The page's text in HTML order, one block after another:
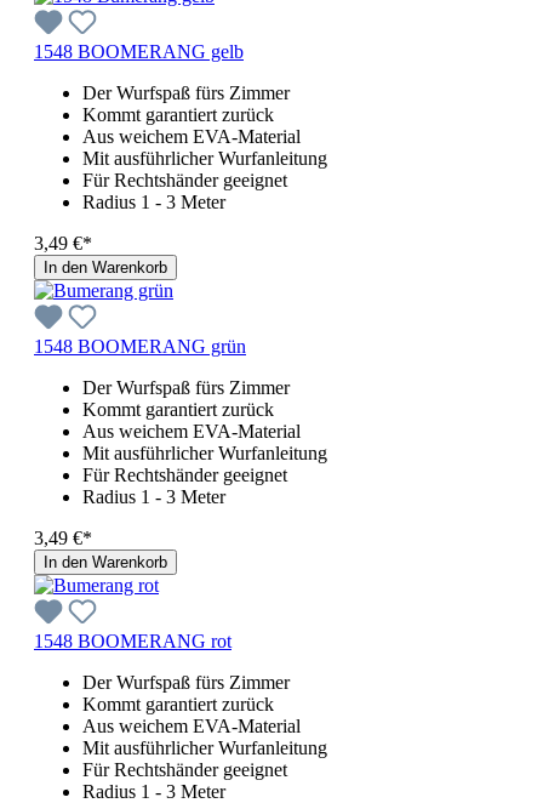
1548 BOOMERANG gelb
Der Wurfspaß fürs Zimmer
Kommt garantiert zurück
Aus weichem EVA-Material
Mit ausführlicher Wurfanleitung
Für Rechtshänder geeignet
Radius 1 - 3 Meter
3,49 €*
In den Warenkorb
1548 BOOMERANG grün
Der Wurfspaß fürs Zimmer
Kommt garantiert zurück
Aus weichem EVA-Material
Mit ausführlicher Wurfanleitung
Für Rechtshänder geeignet
Radius 1 - 3 Meter
3,49 €*
In den Warenkorb
1548 BOOMERANG rot
Der Wurfspaß fürs Zimmer
Kommt garantiert zurück
Aus weichem EVA-Material
Mit ausführlicher Wurfanleitung
Für Rechtshänder geeignet
Radius 1 - 3 Meter